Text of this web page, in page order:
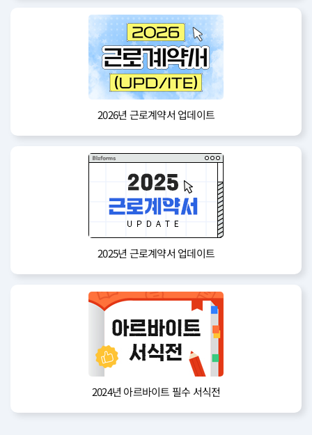
2026년 근로계약서 업데이트
2025년 근로계약서 업데이트
2024년 아르바이트 필수 서식전